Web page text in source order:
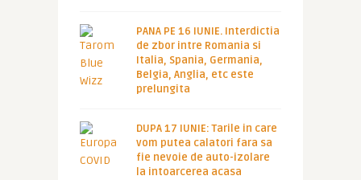
PANA PE 16 IUNIE. Interdictia
de zbor intre Romania si
Italia, Spania, Germania,
Belgia, Anglia, etc este
prelungita
DUPA 17 IUNIE: Tarile in care
vom putea calatori fara sa
fie nevoie de auto-izolare
la intoarcerea acasa